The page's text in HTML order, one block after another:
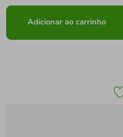
Adicionar ao carrinho